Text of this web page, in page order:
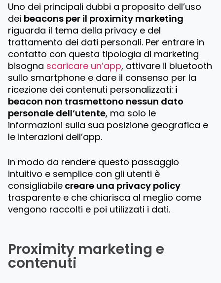
Uno dei principali dubbi a proposito dell’uso
dei beacons per il proximity marketing
riguarda il tema della privacy e del
trattamento dei dati personali. Per entrare in
contatto con questa tipologia di marketing
bisogna scaricare un’app, attivare il bluetooth
sullo smartphone e dare il consenso per la
ricezione dei contenuti personalizzati: i
beacon non trasmettono nessun dato
personale dell’utente, ma solo le
informazioni sulla sua posizione geografica e
le interazioni dell’app.
In modo da rendere questo passaggio
intuitivo e semplice con gli utenti è
consigliabile creare una privacy policy
trasparente e che chiarisca al meglio come
vengono raccolti e poi utilizzati i dati.
Proximity marketing e
contenuti